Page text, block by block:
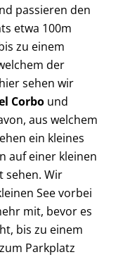
passieren den
etwa 100m
zu einem
der
sehen wir
Corbo und
aus welchem
ein kleines
auf einer kleinen
sehen. Wir
See vorbei
mit, bevor es
bis zu einem
Parkplatz